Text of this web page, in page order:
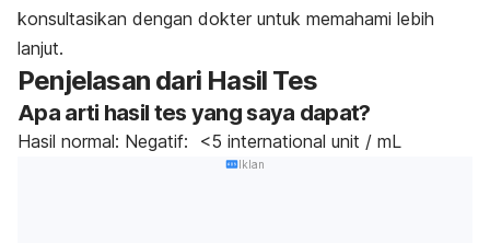
konsultasikan dengan dokter untuk memahami lebih
lanjut.
Penjelasan dari Hasil Tes
Apa arti hasil tes yang saya dapat?
Hasil normal: Negatif: <5 international unit / mL
Iklan